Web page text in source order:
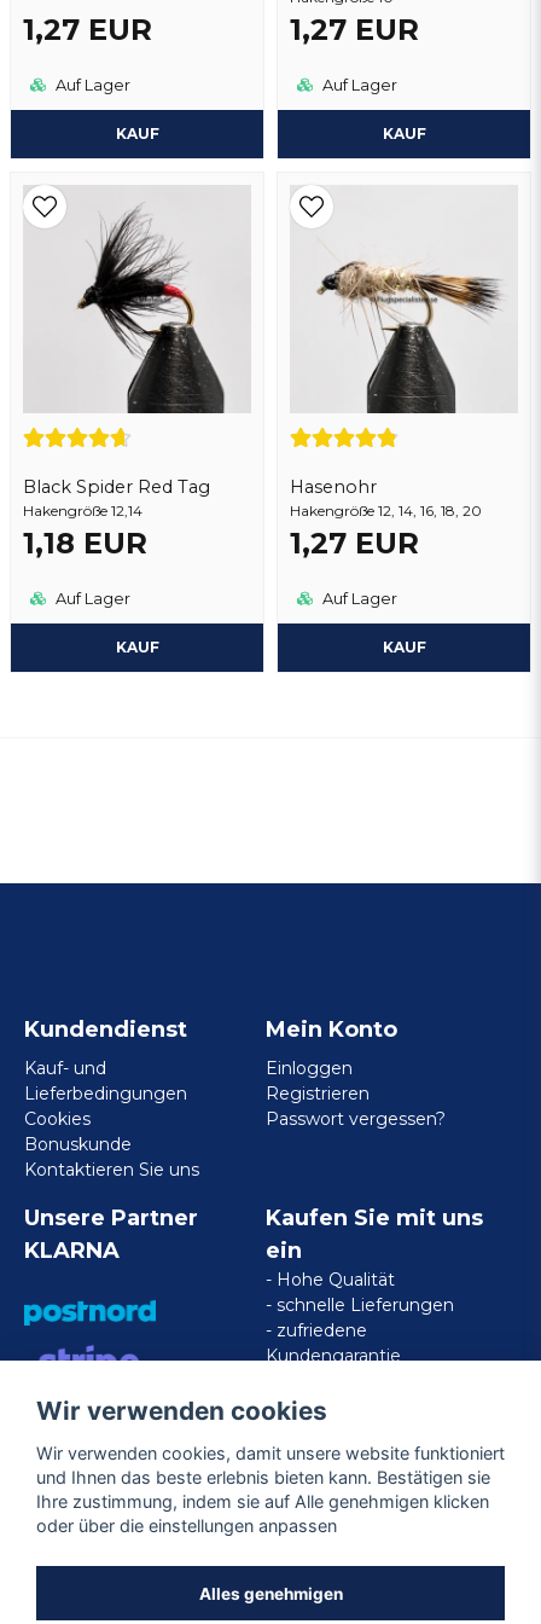
1,27 EUR
Auf Lager
KAUF
1,27 EUR
Auf Lager
KAUF
Black Spider Red Tag
Hakengröße 12,14
1,18 EUR
Auf Lager
KAUF
Hasenohr
Hakengröße 12, 14, 16, 18, 20
1,27 EUR
Auf Lager
KAUF
Kundendienst
Kauf- und
Lieferbedingungen
Cookies
Bonuskunde
Kontaktieren Sie uns
Mein Konto
Einloggen
Registrieren
Passwort vergessen?
Unsere Partner
KLARNA
VISA/MASTERCARD/AMERICAN
EXPRESS
Kaufen Sie mit uns
ein
- Hohe Qualität
- schnelle Lieferungen
- zufriedene
Kundengarantie
Folgen Sie uns
Wir verwenden cookies
Wir verwenden cookies, damit unsere website funktioniert
und Ihnen das beste erlebnis bieten kann. Bestätigen sie
Ihre zustimmung, indem sie auf Alle genehmigen klicken
oder über die einstellungen anpassen
Alles genehmigen